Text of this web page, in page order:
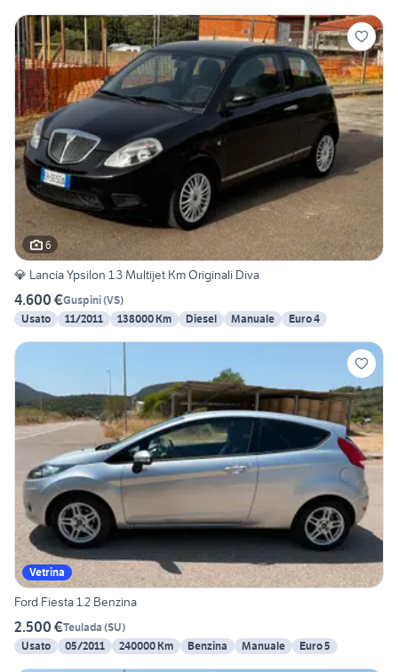
6
💎 Lancia Ypsilon 1.3 Multijet Km Originali Diva
4.600 €Guspini(VS)
Usato
11/2011 138000 Km Diesel Manuale Euro 4
Vetrina
Ford Fiesta 1.2 Benzina
2.500 €Teulada (SU)
Usato
05/2011 240000 Km Benzina Manuale Euro 5